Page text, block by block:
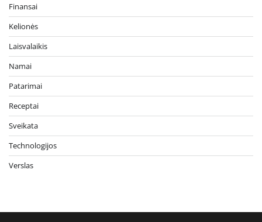
Finansai
Kelionės
Laisvalaikis
Namai
Patarimai
Receptai
Sveikata
Technologijos
Verslas